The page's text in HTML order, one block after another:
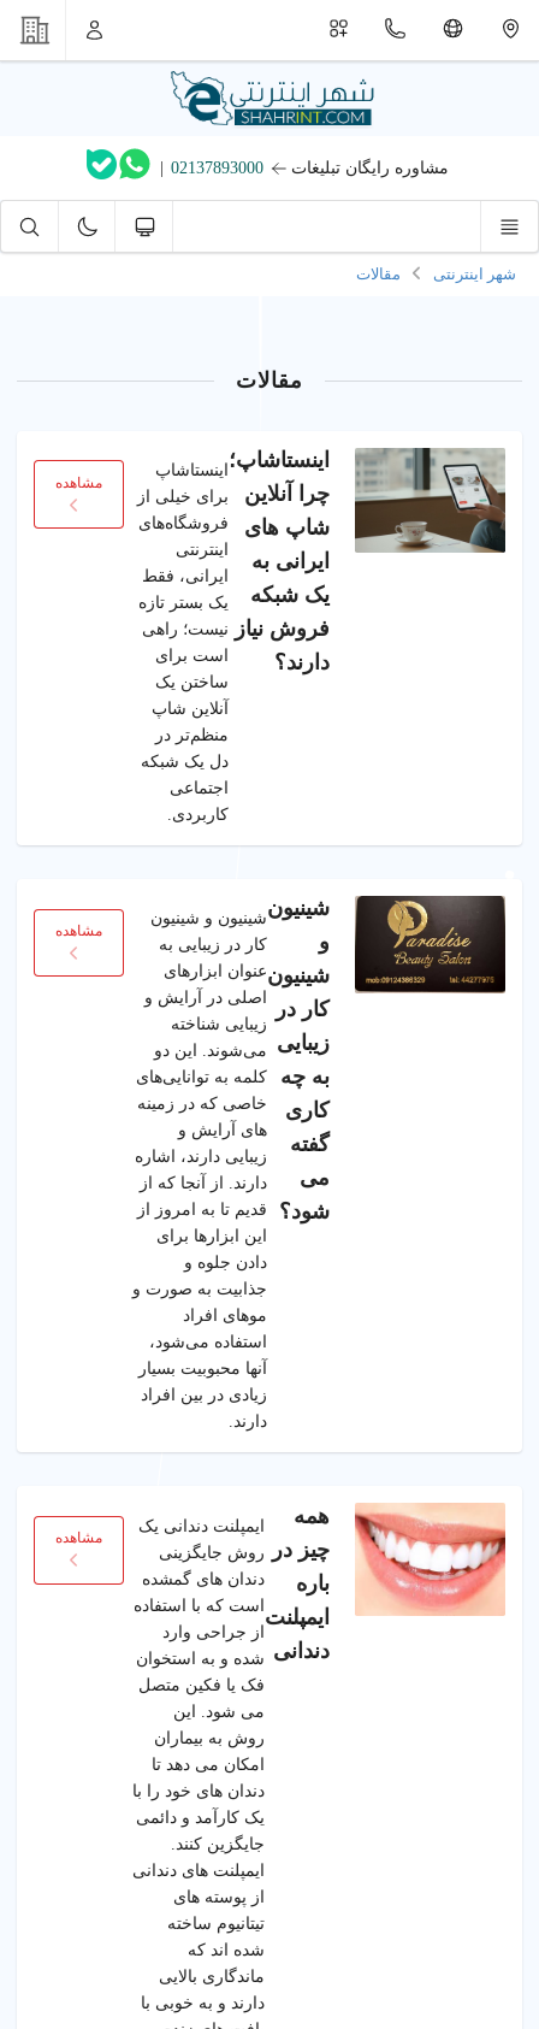
مشاوره رایگان تبلیغات 02137893000
|
شهر اینترنتی مقالات
مقالات
اینستاشاپ؛
چرا آنلاین
شاپ های
ایرانی به
یک شبکه
فروش نیاز
دارند؟
اینستاشاپ
برای خیلی از
فروشگاه‌های
اینترنتی
ایرانی، فقط
یک بستر تازه
نیست؛ راهی
است برای
ساختن یک
آنلاین شاپ
منظم‌تر در
دل یک شبکه
اجتماعی
کاربردی.
مشاهده
شینیون
و
شینیون
کار در
زیبایی
به چه
کاری
گفته
می
شود؟
شینیون و شینیون
کار در زیبایی به
عنوان ابزارهای
اصلی در آرایش و
زیبایی شناخته
می‌شوند. این دو
کلمه به توانایی‌های
خاصی که در زمینه
های آرایش و
زیبایی دارند، اشاره
دارند. از آنجا که از
قدیم تا به امروز از
این ابزارها برای
دادن جلوه و
جذابیت به صورت و
موهای افراد
استفاده می‌شود،
آنها محبوبیت بسیار
زیادی در بین افراد
دارند.
مشاهده
همه
چیز در
باره
ایمپلنت
دندانی
ایمپلنت دندانی یک
روش جایگزینی
دندان های گمشده
است که با استفاده
از جراحی وارد
شده و به استخوان
فک یا فکین متصل
می شود. این
روش به بیماران
امکان می دهد تا
دندان های خود را با
یک کارآمد و دائمی
جایگزین کنند.
ایمپلنت های دندانی
از پوسته های
تیتانیوم ساخته
شده اند که
ماندگاری بالایی
دارند و به خوبی با
مشاهده